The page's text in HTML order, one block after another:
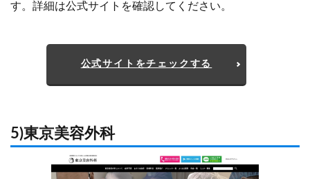
す。詳細は公式サイトを確認してください。
公式サイトをチェックする
5)東京美容外科